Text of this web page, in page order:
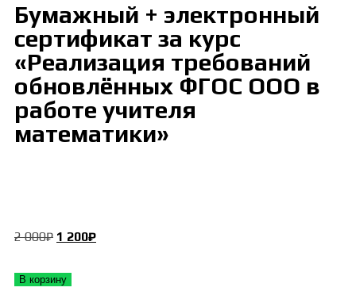
Бумажный + электронный
сертификат за курс
«Реализация требований
обновлённых ФГОС ООО в
работе учителя
математики»
2 000₽ 1 200₽
В корзину